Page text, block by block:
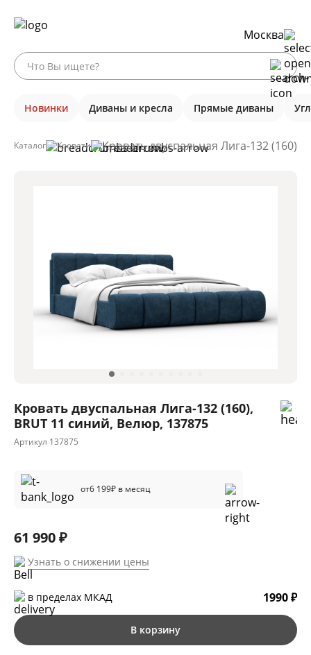
Москва
Новинки Диваны и кресла Прямые диваны
Каталог Кровати Кровать двуспальная Лига-132 (160),
Кровать двуспальная Лига-132 (160),
BRUT 11 синий, Велюр, 137875
Артикул 137875
от6 199₽ в месяц
61 990 ₽
Узнать о снижении цены
в пределах МКАД 1990 ₽
В корзину